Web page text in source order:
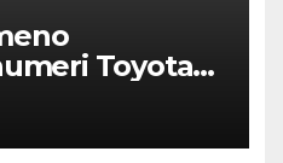
Toyota
Volkswagen